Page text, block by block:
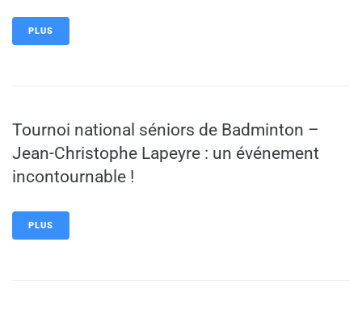
PLUS
Tournoi national séniors de Badminton –
Jean-Christophe Lapeyre : un événement
incontournable !
PLUS